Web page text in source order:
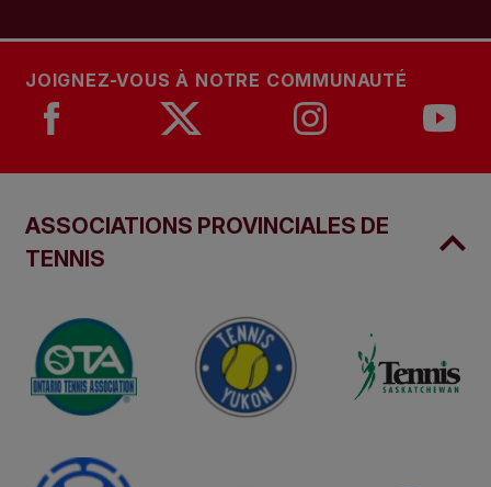
JOIGNEZ-VOUS À NOTRE COMMUNAUTÉ
ASSOCIATIONS PROVINCIALES DE
TENNIS